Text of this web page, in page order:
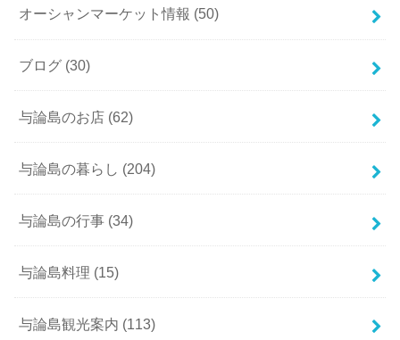
オーシャンマーケット情報 (50)
ブログ (30)
与論島のお店 (62)
与論島の暮らし (204)
与論島の行事 (34)
与論島料理 (15)
与論島観光案内 (113)